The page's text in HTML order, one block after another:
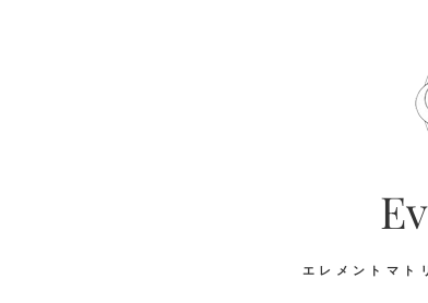
エレメントマト